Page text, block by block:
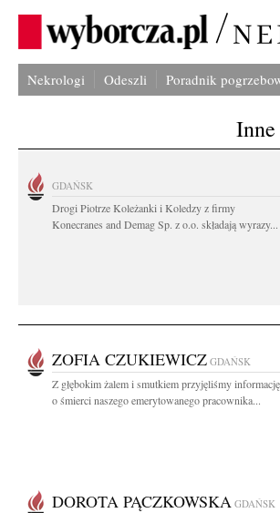
Nekrologi Odeszli Poradnik
GDAŃSK
Drogi Piotrze Koleżanki i Koledzy z firmy
Konecranes and Demag Sp. z o.o. składają wyrazy...
ZOFIA CZUKIEWICZ GDAŃSK
Z głębokim żalem i smutkiem przyjęliśmy informację
o śmierci naszego emerytowanego pracownika...
DOROTA PĄCZKOWSKA GDAŃSK